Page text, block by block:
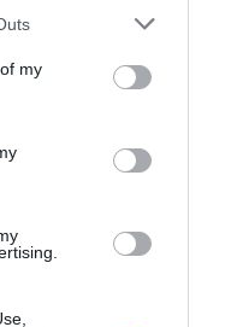
my
SANCHISTA
Hazte
La Mareta: